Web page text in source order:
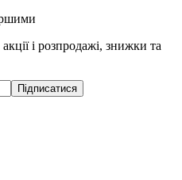
і розпродажі, знижки та
Підписатися